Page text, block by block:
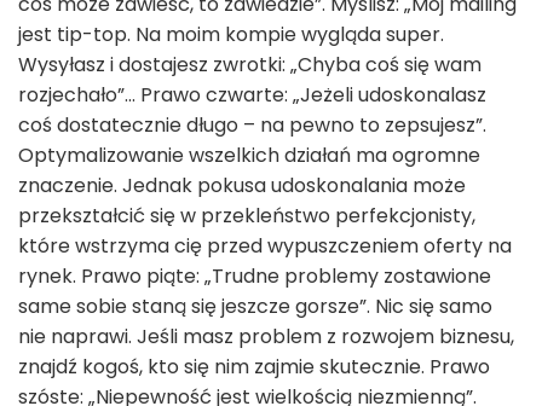
jest tip-top. Na moim kompie wygląda super.
Wysyłasz i dostajesz zwrotki: „Chyba coś się wam
rozjechało”... Prawo czwarte: „Jeżeli udoskonalasz
coś dostatecznie długo – na pewno to zepsujesz”.
Optymalizowanie wszelkich działań ma ogromne
znaczenie. Jednak pokusa udoskonalania może
przekształcić się w przekleństwo perfekcjonisty,
które wstrzyma cię przed wypuszczeniem oferty na
rynek. Prawo piąte: „Trudne problemy zostawione
same sobie staną się jeszcze gorsze”. Nic się samo
nie naprawi. Jeśli masz problem z rozwojem biznesu,
znajdź kogoś, kto się nim zajmie skutecznie. Prawo
szóste: „Niepewność jest wielkością niezmienną”.